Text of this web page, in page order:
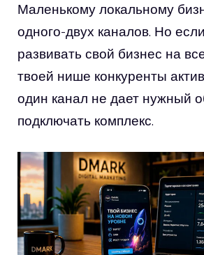
Маленькому локальному
одного-двух каналов. Но
развивать свой бизнес на
твоей нише конкуренты
один канал не дает нужный
подключать комплекс.